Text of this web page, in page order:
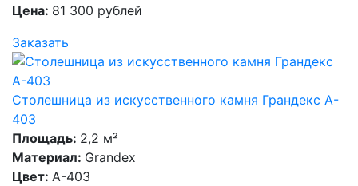
Цена: 81 300 рублей
Заказать
Столешница из искусственного камня Грандекс A-
403
Площадь: 2,2 м²
Материал: Grandex
Цвет: A-403